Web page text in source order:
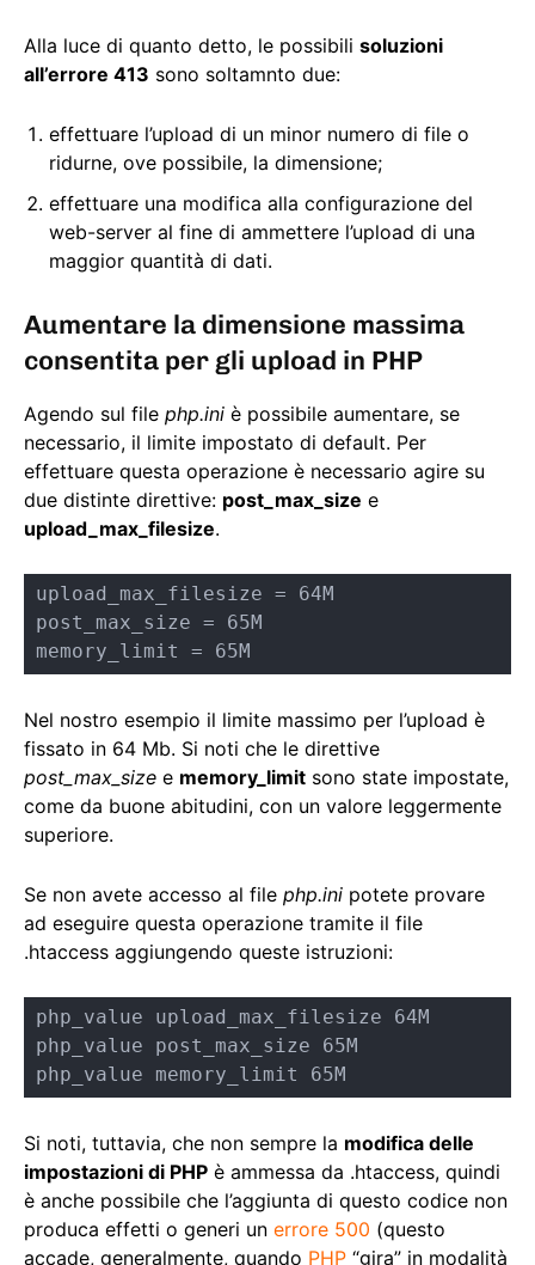
Alla luce di quanto detto, le possibili soluzioni
all’errore 413 sono soltamnto due:
effettuare l’upload di un minor numero di file o
ridurne, ove possibile, la dimensione;
effettuare una modifica alla configurazione del
web-server al fine di ammettere l’upload di una
maggior quantità di dati.
Aumentare la dimensione massima
consentita per gli upload in PHP
Agendo sul file php.ini è possibile aumentare, se
necessario, il limite impostato di default. Per
effettuare questa operazione è necessario agire su
due distinte direttive: post_max_size e
upload_max_filesize.
upload_max_filesize = 64M
post_max_size = 65M
memory_limit = 65M
Nel nostro esempio il limite massimo per l’upload è
fissato in 64 Mb. Si noti che le direttive
post_max_size e memory_limit sono state impostate,
come da buone abitudini, con un valore leggermente
superiore.
Se non avete accesso al file php.ini potete provare
ad eseguire questa operazione tramite il file
.htaccess aggiungendo queste istruzioni:
php_value upload_max_filesize 64M
php_value post_max_size 65M
php_value memory_limit 65M
Si noti, tuttavia, che non sempre la modifica delle
impostazioni di PHP è ammessa da .htaccess, quindi
è anche possibile che l’aggiunta di questo codice non
produca effetti o generi un errore 500 (questo
accade, generalmente, quando PHP “gira” in modalità